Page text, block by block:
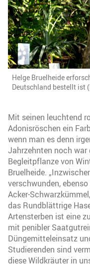
Helge Bruelheide
Deutschland bestellt ist
Mit seinen leuchtend
Adonisröschen ein
wenn man es denn
Jahrzehnten noch
Begleitpflanze von
Bruelheide.
verschwunden,
Acker-
das Rundblättrige
Artensterben ist eine
mit penibler
Düngemitteleinsatz
Studierenden sind
diese Wildkräuter in